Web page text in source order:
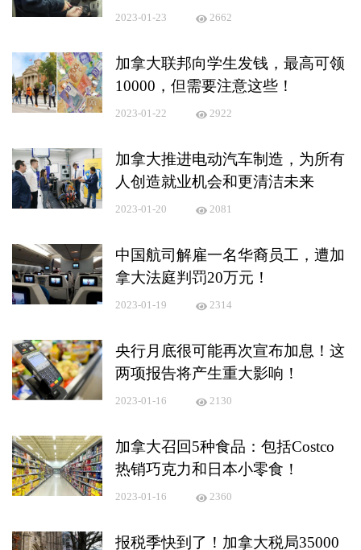
2023-01-23 2662
加拿大联邦向学生发钱，最高可领
10000，但需要注意这些！
2023-01-22 2922
加拿大推进电动汽车制造，为所有
人创造就业机会和更清洁未来
2023-01-20 2081
中国航司解雇一名华裔员工，遭加
拿大法庭判罚20万元！
2023-01-19 2314
央行月底很可能再次宣布加息！这
两项报告将产生重大影响！
2023-01-16 2130
加拿大召回5种食品：包括Costco
热销巧克力和日本小零食！
2023-01-16 2360
报税季快到了！加拿大税局35000